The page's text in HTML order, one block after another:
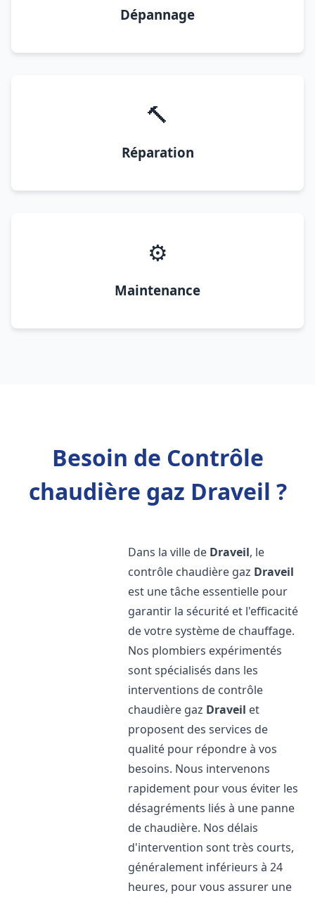
Dépannage
🔨
Réparation
⚙️
Maintenance
Besoin de Contrôle
chaudière gaz Draveil ?
Dans la ville de Draveil, le
contrôle chaudière gaz Draveil
est une tâche essentielle pour
garantir la sécurité et l'efficacité
de votre système de chauffage.
Nos plombiers expérimentés
sont spécialisés dans les
interventions de contrôle
chaudière gaz Draveil et
proposent des services de
qualité pour répondre à vos
besoins. Nous intervenons
rapidement pour vous éviter les
désagréments liés à une panne
de chaudière. Nos délais
d'intervention sont très courts,
généralement inférieurs à 24
heures, pour vous assurer une